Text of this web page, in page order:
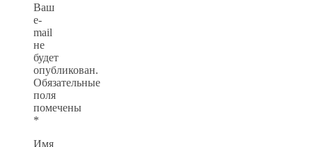
Ваш
e-
mail
не
будет
опубликован.
Обязательные
поля
помечены
*
Имя